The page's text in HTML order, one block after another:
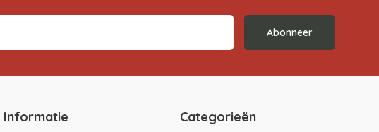
Abonneer
Informatie Categorieën